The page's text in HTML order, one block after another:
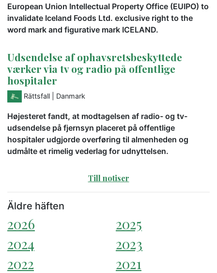
European Union Intellectual Property Office (EUIPO) to
invalidate Iceland Foods Ltd. exclusive right to the
word mark and figurative mark ICELAND.
Udsendelse af ophavsretsbeskyttede
værker via tv og radio på offentlige
hospitaler
Rättsfall | Danmark
Højesteret fandt, at modtagelsen af radio- og tv-
udsendelse på fjernsyn placeret på offentlige
hospitaler udgjorde overføring til almenheden og
udmålte et rimelig vederlag for udnyttelsen.
Till notiser
Äldre häften
2026
2025
2024
2023
2022
2021